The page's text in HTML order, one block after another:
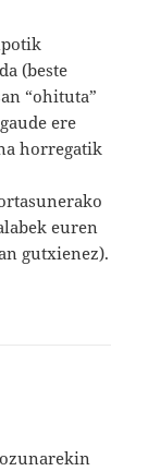
(beste
“ohituta”
ere
horregatik
euren
gutxienez).